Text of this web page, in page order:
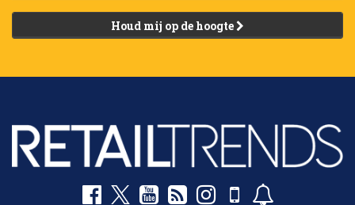
Houd mij op de hoogte